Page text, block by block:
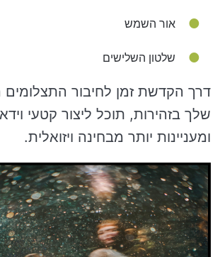
אור השמש
שלטון השלישים
דרך הקדשת זמן לחיבור התצלומים
שלך בזהירות, תוכל ליצור קטעי
ומעניינות יותר מבחינה ויזואלית.